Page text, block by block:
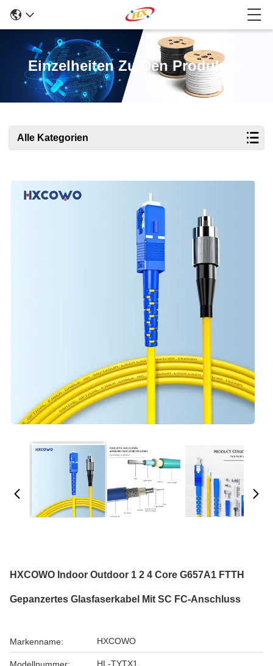
Einzelheiten Zu Den Produkten
Alle Kategorien
HXCOWO Indoor Outdoor 1 2 4 Core G657A1 FTTH
Gepanzertes Glasfaserkabel Mit SC FC-Anschluss
Markenname: HXCOWO
HL-TYTX1